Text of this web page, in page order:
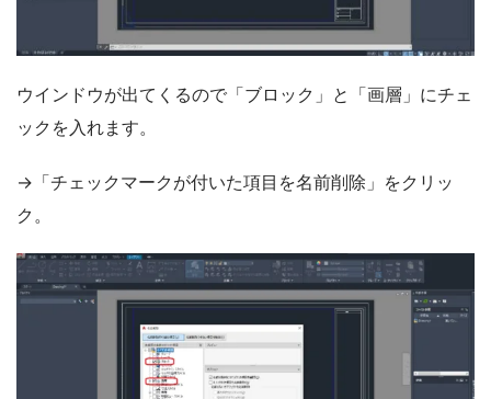
ウインドウが出てくるので「ブロック」と「画層」にチェ
ックを入れます。
→「チェックマークが付いた項目を名前削除」をクリッ
ク。